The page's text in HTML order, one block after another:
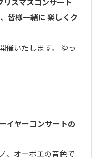
皆様一緒に 楽しくク
催いたします。 ゆっ
イヤーコンサートの
、オーボエの音色で